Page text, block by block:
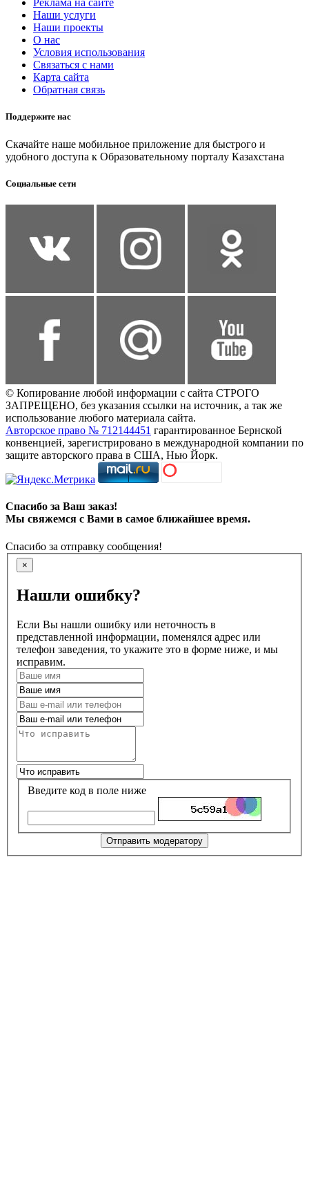
Реклама на сайте
Наши услуги
Наши проекты
О нас
Условия использования
Связаться с нами
Карта сайта
Обратная связь
Поддержите нас
Скачайте наше мобильное приложение для быстрого и
удобного доступа к Образовательному порталу Казахстана
Социальные сети
© Копирование любой информации с сайта СТРОГО
ЗАПРЕЩЕНО, без указания ссылки на источник, а так же
использование любого материала сайта.
Авторское право № 712144451 гарантированное Бернской
конвенцией, зарегистрировано в международной компании по
защите авторского права в США, Нью Йорк.
Спасибо за Ваш заказ!
Мы свяжемся с Вами в самое ближайшее время.
Спасибо за отправку сообщения!
×
Нашли ошибку?
Если Вы нашли ошибку или неточность в
представленной информации, поменялся адрес или
телефон заведения, то укажите это в форме ниже, и мы
исправим.
Введите код в поле ниже
Отправить модератору